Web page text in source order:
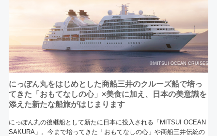
©MITSUI OCEAN CRUISES
にっぽん丸をはじめとした商船三井のクルーズ船で培っ
てきた「おもてなしの心」×美食に加え、日本の美意識を
添えた新たな船旅がはじまります
にっぽん丸の後継船として新たに日本に投入される「MITSUI OCEAN
SAKURA」。今まで培ってきた「おもてなしの心」や商船三井伝統の